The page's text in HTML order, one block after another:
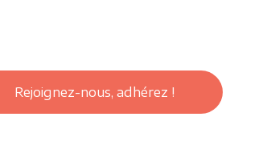
Rejoignez-nous, adhérez !